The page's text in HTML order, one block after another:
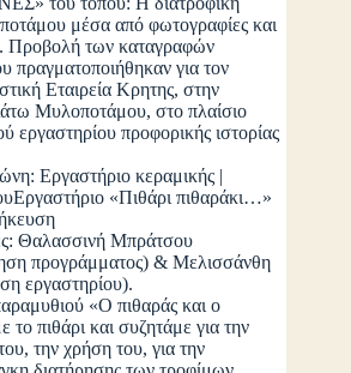
μέσα από φωτογραφίες και
Προβολή των καταγραφών
πραγματοποιήθηκαν για τον
Εταιρεία Κρητης, στην
Μυλοποτάμου, στο πλαίσιο
εργαστηρίου προφορικής ιστορίας
Εργαστήριο κεραμικής |
«Πιθάρι πιθαράκι…»
Θαλασσινή Μπράτσου
προγράμματος) & Μελισσάνθη
εργαστηρίου).
«Ο πιθαράς και ο
πιθάρι και συζητάμε για την
την χρήση του, για την